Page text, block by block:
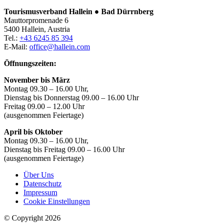
Tourismusverband Hallein ● Bad Dürrnberg
Mauttorpromenade 6
5400 Hallein, Austria
Tel.: +43 6245 85 394
E-Mail: office@hallein.com
Öffnungszeiten:
November bis März
Montag 09.30 – 16.00 Uhr,
Dienstag bis Donnerstag 09.00 – 16.00 Uhr
Freitag 09.00 – 12.00 Uhr
(ausgenommen Feiertage)
April bis Oktober
Montag 09.30 – 16.00 Uhr,
Dienstag bis Freitag 09.00 – 16.00 Uhr
(ausgenommen Feiertage)
Über Uns
Datenschutz
Impressum
Cookie Einstellungen
© Copyright 2026